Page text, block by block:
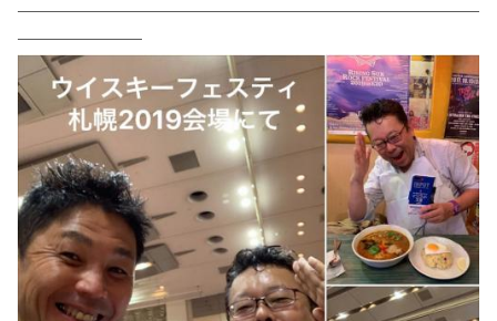
──────────────────────────
───────